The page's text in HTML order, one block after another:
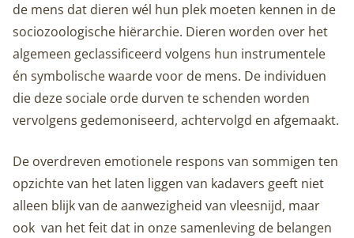
de mens dat dieren wél hun plek moeten kennen in de
sociozoologische hiërarchie. Dieren worden over het
algemeen geclassificeerd volgens hun instrumentele
én symbolische waarde voor de mens. De individuen
die deze sociale orde durven te schenden worden
vervolgens gedemoniseerd, achtervolgd en afgemaakt.
De overdreven emotionele respons van sommigen ten
opzichte van het laten liggen van kadavers geeft niet
alleen blijk van de aanwezigheid van vleesnijd, maar
ook van het feit dat in onze samenleving de belangen